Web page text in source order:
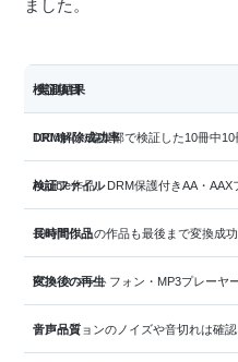
検証項目
実測結果
DRM解除成功率
100％（※編集部で検証した10冊中10
検証ファイル
Audible作品、DRM保護付きAA・AAX
長時間作品
10時間以上の作品も最後まで変換成功
変換後の再生
PC・スマートフォン・MP3プレーヤ
音声品質
ナレーションのノイズや音切れは確